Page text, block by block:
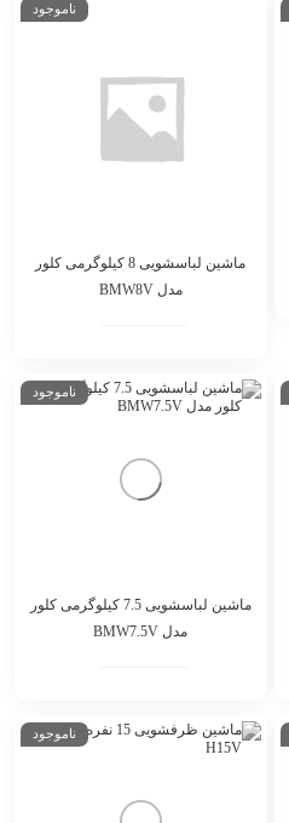
ناموجود
ماشین لباسشویی 8 کیلوگرمی کلور
مدل BMW8V
ناموجود
ماشین لباسشویی 7.5 کیلوگرمی کلور
مدل BMW7.5V
ناموجود